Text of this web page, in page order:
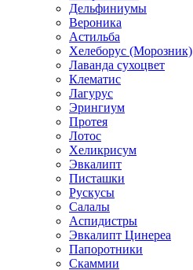
Дельфиниумы
Вероника
Астильба
Хелеборус (Морозник)
Лаванда сухоцвет
Клематис
Лагурус
Эрингиум
Протея
Лотос
Хеликрисум
Эвкалипт
Писташки
Рускусы
Салалы
Аспидистры
Эвкалипт Цинереа
Папоротники
Скаммии